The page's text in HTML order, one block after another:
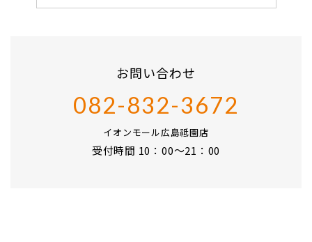
お問い合わせ
082-832-3672
イオンモール広島祗園店
受付時間 10：00～21：00